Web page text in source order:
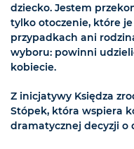
dziecko. Jestem
tylko otoczenie, które
przypadkach ani
wyboru: powinni
kobiecie.
Z inicjatywy Księdza
Stópek, która wspiera
dramatycznej decyzji o